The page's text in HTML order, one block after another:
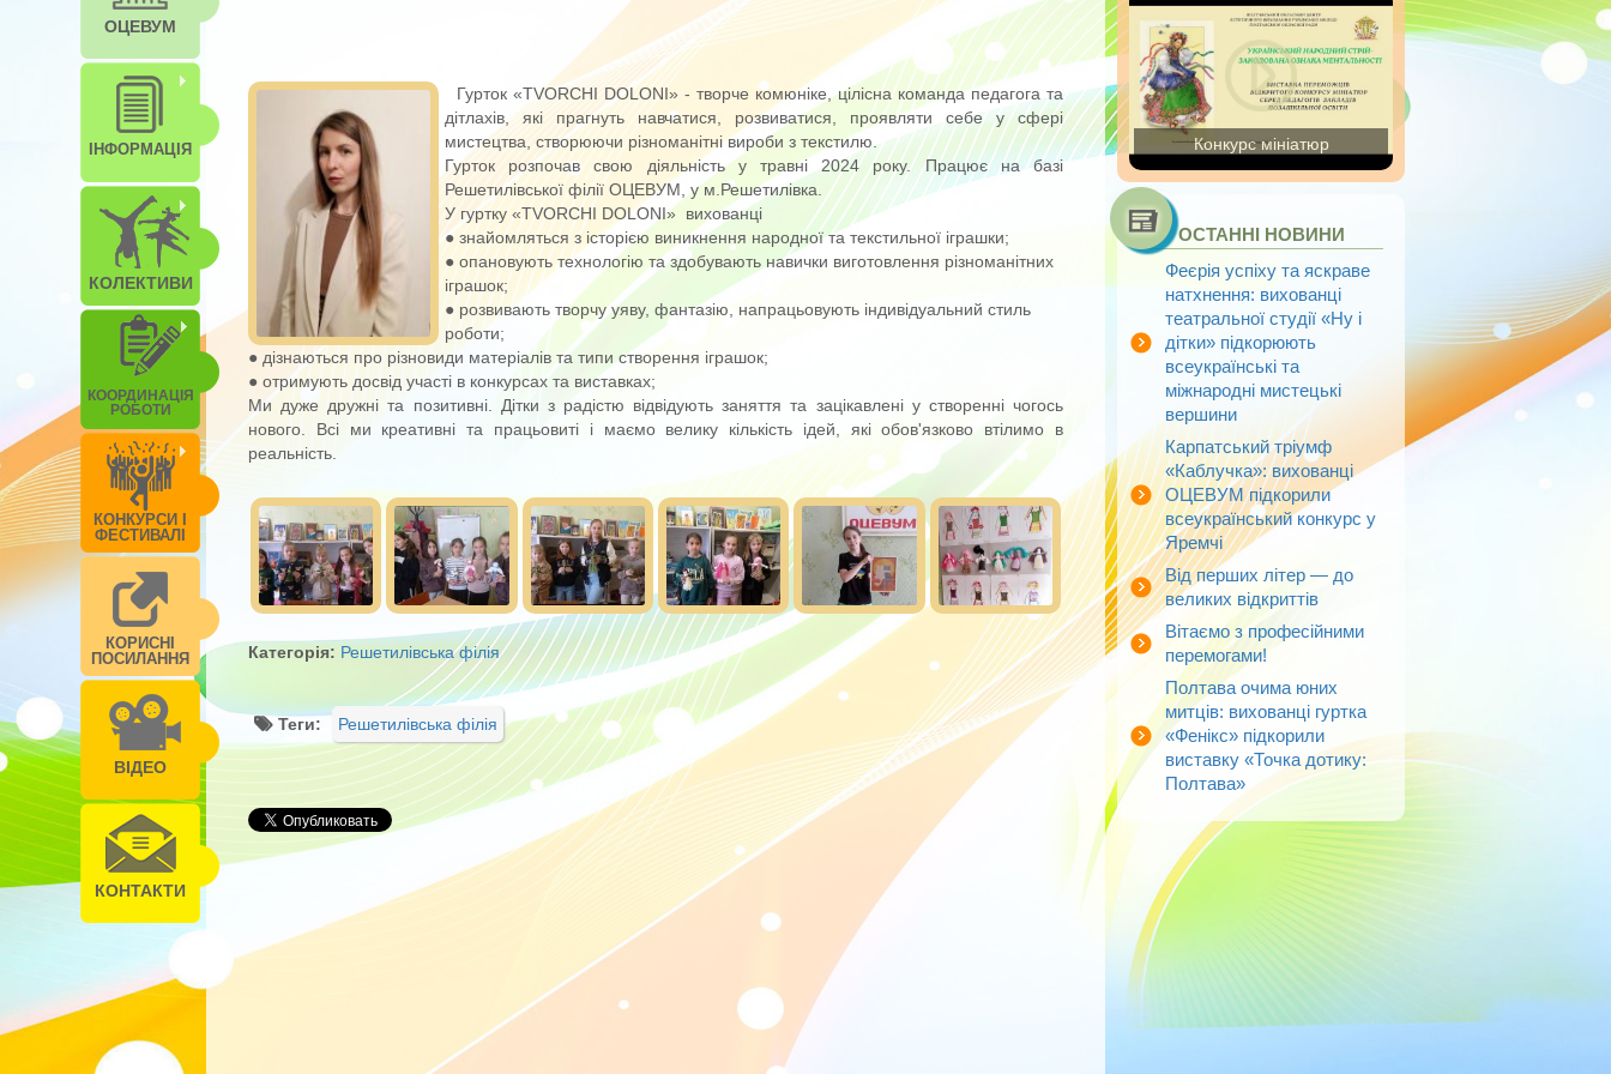
ОЦЕВУМ
ІНФОРМАЦІЯ
КОЛЕКТИВИ
КООРДИНАЦІЯ
РОБОТИ
КОНКУРСИ І
ФЕСТИВАЛІ
КОРИСНІ
ПОСИЛАННЯ
ВІДЕО
КОНТАКТИ
Гурток «TVORCHI DOLONI» - творче комюніке, цілісна команда педагога та
дітлахів, які прагнуть навчатися, розвиватися, проявляти себе у сфері
мистецтва, створюючи різноманітні вироби з текстилю.
Гурток розпочав свою діяльність у травні 2024 року. Працює на базі
Решетилівської філії ОЦЕВУМ, у м.Решетилівка.
У гуртку «TVORCHI DOLONI» вихованці
● знайомляться з історією виникнення народної та текстильної іграшки;
● опановують технологію та здобувають навички виготовлення різноманітних
іграшок;
● розвивають творчу уяву, фантазію, напрацьовують індивідуальний стиль
роботи;
● дізнаються про різновиди матеріалів та типи створення іграшок;
● отримують досвід участі в конкурсах та виставках;
Ми дуже дружні та позитивні. Дітки з радістю відвідують заняття та зацікавлені у створенні чогось
нового. Всі ми креативні та працьовиті і маємо велику кількість ідей, які обов'язково втілимо в
реальність.
Категорія: Решетилівська філія
Теги: Решетилівська філія
Конкурс мініатюр
ОСТАННІ НОВИНИ
Феєрія успіху та яскраве
натхнення: вихованці
театральної студії «Ну і
дітки» підкорюють
всеукраїнські та
міжнародні мистецькі
вершини
Карпатський тріумф
«Каблучка»: вихованці
ОЦЕВУМ підкорили
всеукраїнський конкурс у
Яремчі
Від перших літер — до
великих відкриттів
Вітаємо з професійними
перемогами!
Полтава очима юних
митців: вихованці гуртка
«Фенікс» підкорили
виставку «Точка дотику:
Полтава»